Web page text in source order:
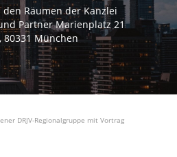
Räumen der Kanzlei
Partner Marienplatz 21
80331 München
DRJV-Regionalgruppe mit Vortrag